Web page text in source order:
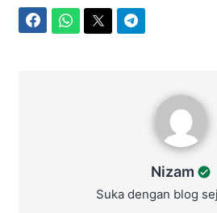
Nizam
Suka dengan blog